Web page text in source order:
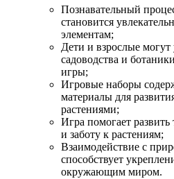
Познавательный
становится
элементам;
Дети и взрослые могут
садоводства и
игры;
Игровые наборы
материалы для
растениями;
Игра помогает развить
и заботу к растениям;
Взаимодействие с
способствует
окружающим миром.